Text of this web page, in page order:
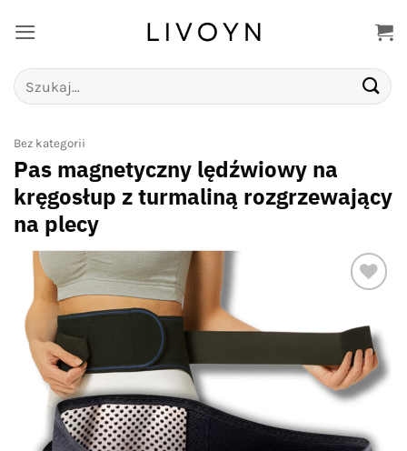
do
Szukaj:
Bez kategorii
Pas magnetyczny lędźwiowy na
kręgosłup z turmaliną rozgrzewający
na plecy
wishlist